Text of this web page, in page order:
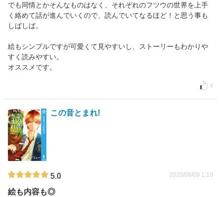
でも同情とかそんなものはなく、それぞれのフツウの世界を上手
く絡めて話が進んでいくので、読んでいてなるほど！と思う事も
しばしば。
絵もシンプルですが可愛くて見やすいし、ストーリーもわかりや
すく読みやすい。
オススメです。
4
この音とまれ!
5.0 2020/08/09 1:10
絵も内容も◎